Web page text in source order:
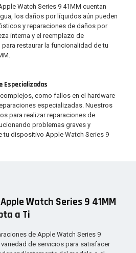
Watch Series 9 41MM cuentan
los daños por líquidos aún pueden
y reparaciones de daños por
interna y el reemplazo de
restaurar la funcionalidad de tu
Especializadas
como fallos en el hardware
especializadas. Nuestros
para realizar reparaciones de
problemas graves y
tu dispositivo Apple Watch Series 9
Watch Series 9 41MM
a Ti
de Apple Watch Series 9
de servicios para satisfacer